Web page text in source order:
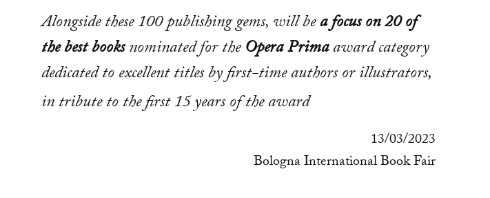
Alongside these 100 publishing gems, will bea focus on 20 of
the best booksnominated for theOpera Primaaward category
dedicated to excellent titles by first-time authors or illustrators,
in tribute to the first 15years of the award
13/03/2023
Bologna International Book Fair